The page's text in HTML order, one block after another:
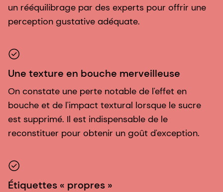
un rééquilibrage par des experts pour offrir une
perception gustative adéquate.
Une texture en bouche merveilleuse
On constate une perte notable de l'effet en
bouche et de l'impact textural lorsque le sucre
est supprimé. Il est indispensable de le
reconstituer pour obtenir un goût d'exception.
Étiquettes « propres »